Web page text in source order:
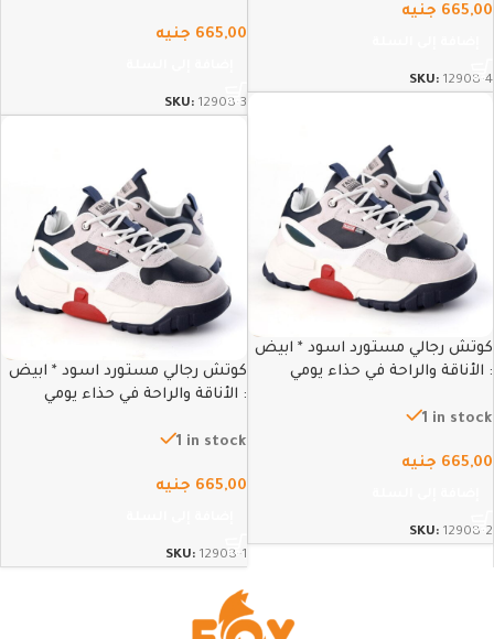
665,00 جنيه
SKU: 12908-4
665,00 جنيه
SKU: 12908-3
كوتش رجالي مستورد اسود * ابيض
: الأناقة والراحة في حذاء يومي
1 in stock
665,00 جنيه
SKU: 12908-2
كوتش رجالي مستورد اسود * ابيض
: الأناقة والراحة في حذاء يومي
1 in stock
665,00 جنيه
SKU: 12908-1